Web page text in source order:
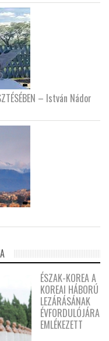
– István Nádor
ÉSZAK-KOREA A
KOREAI HÁBORÚ
LEZÁRÁSÁNAK
ÉVFORDULÓJÁRA
EMLÉKEZETT